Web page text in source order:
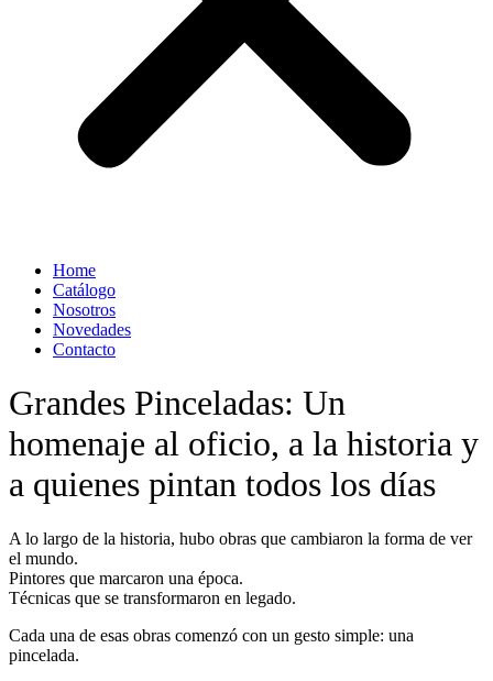
Home
Catálogo
Nosotros
Novedades
Contacto
Grandes Pinceladas: Un
homenaje al oficio, a la historia y
a quienes pintan todos los días
A lo largo de la historia, hubo obras que cambiaron la forma de ver
el mundo.
Pintores que marcaron una época.
Técnicas que se transformaron en legado.
Cada una de esas obras comenzó con un gesto simple: una
pincelada.